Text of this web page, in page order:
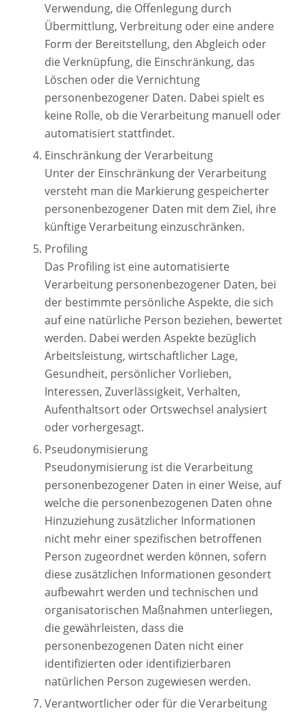
Verwendung, die Offenlegung durch
Übermittlung, Verbreitung oder eine andere
Form der Bereitstellung, den Abgleich oder
die Verknüpfung, die Einschränkung, das
Löschen oder die Vernichtung
personenbezogener Daten. Dabei spielt es
keine Rolle, ob die Verarbeitung manuell oder
automatisiert stattfindet.
Einschränkung der Verarbeitung
Unter der Einschränkung der Verarbeitung
versteht man die Markierung gespeicherter
personenbezogener Daten mit dem Ziel, ihre
künftige Verarbeitung einzuschränken.
Profiling
Das Profiling ist eine automatisierte
Verarbeitung personenbezogener Daten, bei
der bestimmte persönliche Aspekte, die sich
auf eine natürliche Person beziehen, bewertet
werden. Dabei werden Aspekte bezüglich
Arbeitsleistung, wirtschaftlicher Lage,
Gesundheit, persönlicher Vorlieben,
Interessen, Zuverlässigkeit, Verhalten,
Aufenthaltsort oder Ortswechsel analysiert
oder vorhergesagt.
Pseudonymisierung
Pseudonymisierung ist die Verarbeitung
personenbezogener Daten in einer Weise, auf
welche die personenbezogenen Daten ohne
Hinzuziehung zusätzlicher Informationen
nicht mehr einer spezifischen betroffenen
Person zugeordnet werden können, sofern
diese zusätzlichen Informationen gesondert
aufbewahrt werden und technischen und
organisatorischen Maßnahmen unterliegen,
die gewährleisten, dass die
personenbezogenen Daten nicht einer
identifizierten oder identifizierbaren
natürlichen Person zugewiesen werden.
Verantwortlicher oder für die Verarbeitung